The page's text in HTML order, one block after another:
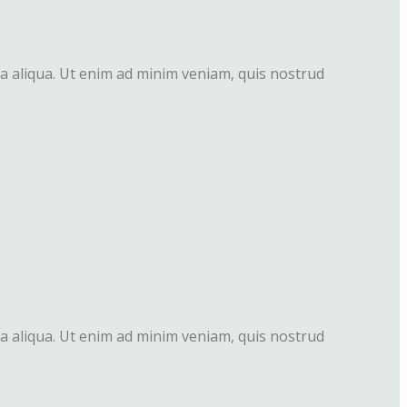
Ut enim ad minim veniam, quis nostrud
Ut enim ad minim veniam, quis nostrud